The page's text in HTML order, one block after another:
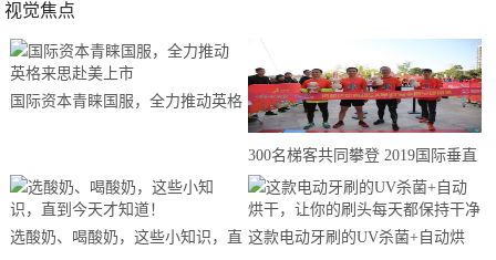
视觉焦点
国际资本青睐国服，全力推动英格
300名梯客共同攀登 2019国际垂直
马拉松超级精英赛顺德海骏达中心
站欢乐开跑
选酸奶、喝酸奶，这些小知识，直 这款电动牙刷的UV杀菌+自动烘